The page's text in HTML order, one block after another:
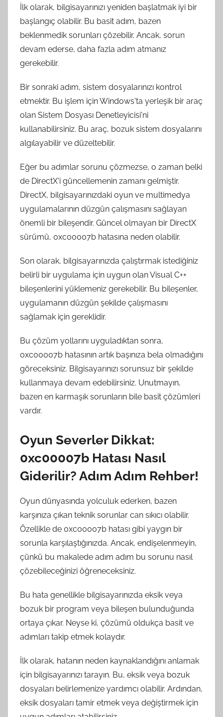
İlk olarak, bilgisayarınızı yeniden başlatmak iyi bir
başlangıç olabilir. Bu basit adım, bazen
beklenmedik sorunları çözebilir. Ancak, sorun
devam ederse, daha fazla adım atmanız
gerekebilir.
Bir sonraki adım, sistem dosyalarınızı kontrol
etmektir. Bu işlem için Windows'ta yerleşik bir araç
olan Sistem Dosyası Denetleyicisi'ni
kullanabilirsiniz. Bu araç, bozuk sistem dosyalarını
algılayabilir ve düzeltebilir.
Eğer bu adımlar sorunu çözmezse, o zaman belki
de DirectX'i güncellemenin zamanı gelmiştir.
DirectX, bilgisayarınızdaki oyun ve multimedya
uygulamalarının düzgün çalışmasını sağlayan
önemli bir bileşendir. Güncel olmayan bir DirectX
sürümü, 0xc00007b hatasına neden olabilir.
Son olarak, bilgisayarınızda çalıştırmak istediğiniz
belirli bir uygulama için uygun olan Visual C++
bileşenlerini yüklemeniz gerekebilir. Bu bileşenler,
uygulamanın düzgün şekilde çalışmasını
sağlamak için gereklidir.
Bu çözüm yollarını uyguladıktan sonra,
0xc00007b hatasının artık başınıza bela olmadığını
göreceksiniz. Bilgisayarınızı sorunsuz bir şekilde
kullanmaya devam edebilirsiniz. Unutmayın,
bazen en karmaşık sorunların bile basit çözümleri
vardır.
Oyun Severler Dikkat:
0xc00007b Hatası Nasıl
Giderilir? Adım Adım Rehber!
Oyun dünyasında yolculuk ederken, bazen
karşınıza çıkan teknik sorunlar can sıkıcı olabilir.
Özellikle de 0xc00007b hatası gibi yaygın bir
sorunla karşılaştığınızda. Ancak, endişelenmeyin,
çünkü bu makalede adım adım bu sorunu nasıl
çözebileceğinizi öğreneceksiniz.
Bu hata genellikle bilgisayarınızda eksik veya
bozuk bir program veya bileşen bulunduğunda
ortaya çıkar. Neyse ki, çözümü oldukça basit ve
adımları takip etmek kolaydır.
İlk olarak, hatanın neden kaynaklandığını anlamak
için bilgisayarınızı tarayın. Bu, eksik veya bozuk
dosyaları belirlemenize yardımcı olabilir. Ardından,
eksik dosyaları tamir etmek veya değiştirmek için